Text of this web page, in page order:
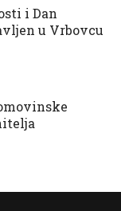
i Dan
u Vrbovcu